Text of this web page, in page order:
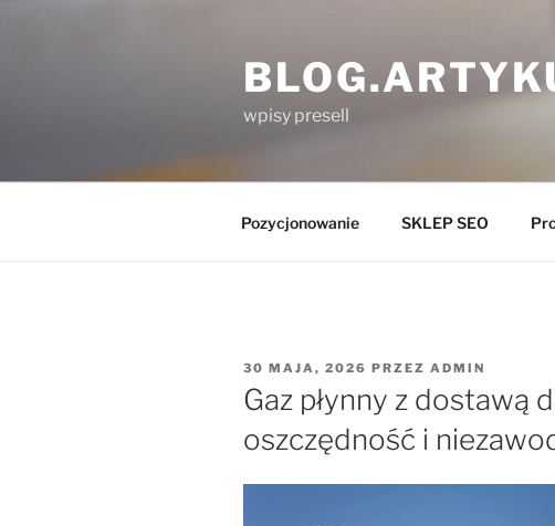
wpisy presell
Pozycjonowanie SKLEP SEO
OPUBLIKOWANE
W
30 MAJA, 2026 PRZEZ ADMIN
Gaz płynny z dostawą
oszczędność i